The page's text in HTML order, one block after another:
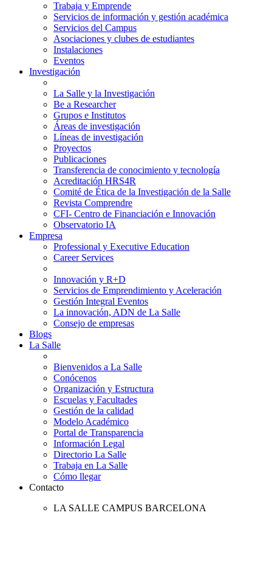
Trabaja y Emprende
Servicios de información y gestión académica
Servicios del Campus
Asociaciones y clubes de estudiantes
Instalaciones
Eventos
Investigación
La Salle y la Investigación
Be a Researcher
Grupos e Institutos
Áreas de investigación
Líneas de investigación
Proyectos
Publicaciones
Transferencia de conocimiento y tecnología
Acreditación HRS4R
Comité de Ética de la Investigación de la Salle
Revista Comprendre
CFI- Centro de Financiación e Innovación
Observatorio IA
Empresa
Professional y Executive Education
Career Services
Innovación y R+D
Servicios de Emprendimiento y Aceleración
Gestión Integral Eventos
La innovación, ADN de La Salle
Consejo de empresas
Blogs
La Salle
Bienvenidos a La Salle
Conócenos
Organización y Estructura
Escuelas y Facultades
Gestión de la calidad
Modelo Académico
Portal de Transparencia
Información Legal
Directorio La Salle
Trabaja en La Salle
Cómo llegar
Contacto
LA SALLE CAMPUS BARCELONA